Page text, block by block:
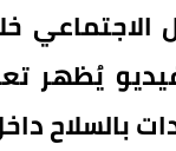
يُظهر
بالسلاح